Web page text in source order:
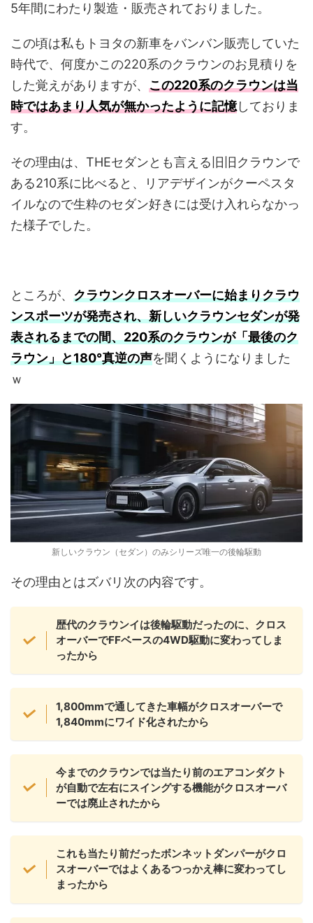
5年間にわたり製造・販売されておりました。
この頃は私もトヨタの新車をバンバン販売していた
時代で、何度かこの220系のクラウンのお見積りを
した覚えがありますが、 この220系のクラウンは当
時ではあまり人気が無かったように記憶しておりま
す。
その理由は、THEセダンとも言える旧旧クラウンで
ある210系に比べると、リアデザインがクーペスタ
イルなので生粋のセダン好きには受け入れらなかっ
た様子でした。
ところが、 クラウンクロスオーバーに始まりクラウ
ンスポーツが発売され、新しいクラウンセダンが発
表されるまでの間、220系のクラウンが「最後のク
ラウン」と180°真逆の声を聞くようになりました
ｗ
新しいクラウン（セダン）のみシリーズ唯一の後輪駆動
その理由とはズバリ次の内容です。
歴代のクラウンイは後輪駆動だったのに、クロス
オーバーでFFベースの4WD駆動に変わってしま
ったから
1,800mmで通してきた車幅がクロスオーバーで
1,840mmにワイド化されたから
今までのクラウンでは当たり前のエアコンダクト
が自動で左右にスイングする機能がクロスオーバ
ーでは廃止されたから
これも当たり前だったボンネットダンパーがクロ
スオーバーではよくあるつっかえ棒に変わってし
まったから